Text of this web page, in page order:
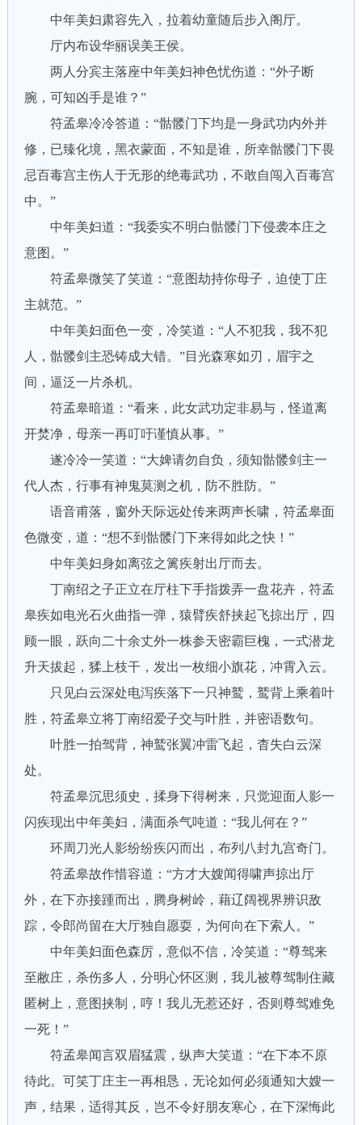
中年美妇肃容先入，拉着幼童随后步入阁厅。
厅内布设华丽误美王侯。
两人分宾主落座中年美妇神色忧伤道：“外子断
腕，可知凶手是谁？”
符孟皋冷冷答道：“骷髅门下均是一身武功内外并
修，已臻化境，黑衣蒙面，不知是谁，所幸骷髅门下畏
忌百毒宫主伤人于无形的绝毒武功，不敢自闯入百毒宫
中。”
中年美妇道：“我委实不明白骷髅门下侵袭本庄之
意图。”
符孟皋微笑了笑道：“意图劫持你母子，迫使丁庄
主就范。”
中年美妇面色一变，冷笑道：“人不犯我，我不犯
人，骷髅剑主恐铸成大错。”目光森寒如刃，眉宇之
间，逼泛一片杀机。
符孟皋暗道：“看来，此女武功定非易与，怪道离
开焚净，母亲一再叮吁谨慎从事。”
遂冷冷一笑道：“大婢请勿自负，须知骷髅剑主一
代人杰，行事有神鬼莫测之机，防不胜防。”
语音甫落，窗外天际远处传来两声长啸，符孟皋面
色微变，道：“想不到骷髅门下来得如此之快！”
中年美妇身如离弦之篱疾射出厅而去。
丁南绍之子正立在厅柱下手指拨弄一盘花卉，符孟
皋疾如电光石火曲指一弹，猿臂疾舒挟起飞掠出厅，四
顾一眼，跃向二十余丈外一株参天密霸巨槐，一式潜龙
升天拔起，猱上枝干，发出一枚细小旗花，冲霄入云。
只见白云深处电泻疾落下一只神鹫，鹫背上乘着叶
胜，符孟皋立将丁南绍爱子交与叶胜，并密语数句。
叶胜一拍驾背，神鹫张翼冲雷飞起，杳失白云深
处。
符孟皋沉思须史，揉身下得树来，只觉迎面人影一
闪疾现出中年美妇，满面杀气吨道：“我儿何在？”
环周刀光人影纷纷疾闪而出，布列八封九宫奇门。
符孟皋故作惜容道：“方才大嫂闻得啸声掠出厅
外，在下亦接踵而出，腾身树岭，藉辽阔视界辨识敌
踪，令郎尚留在大厅独自愿耍，为何向在下索人。”
中年美妇面色森厉，意似不信，冷笑道：“尊驾来
至敝庄，杀伤多人，分明心怀区测，我儿被尊驾制住藏
匿树上，意图挟制，哼！我儿无惹还好，否则尊驾难免
一死！”
符孟皋闻言双眉猛震，纵声大笑道：“在下本不原
待此。可笑丁庄主一再相恳，无论如何必须通知大嫂一
声，结果，适得其反，岂不令好朋友寒心，在下深悔此